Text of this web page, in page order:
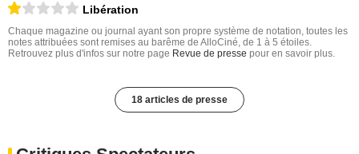
Libération
Chaque magazine ou journal ayant son propre système de notation, toutes les
notes attribuées sont remises au barême de AlloCiné, de 1 à 5 étoiles.
Retrouvez plus d'infos sur notre page Revue de presse pour en savoir plus.
18 articles de presse